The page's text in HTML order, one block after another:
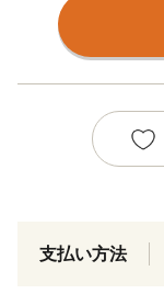
支払い方法